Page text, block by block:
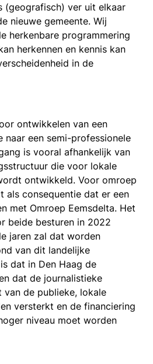
(geografisch) ver uit elkaar
nieuwe gemeente. Wij
herkenbare programmering
herkennen en kennis kan
in de
ontwikkelen van een
naar een semi-professionele
is vooral afhankelijk van
die voor lokale
ontwikkeld. Voor omroep
als consequentie dat er een
met Omroep Eemsdelta. Het
beide besturen in 2022
jaren zal dat worden
van dit landelijke
dat in Den Haag de
dat de journalistieke
de publieke, lokale
versterkt en de financiering
niveau moet worden